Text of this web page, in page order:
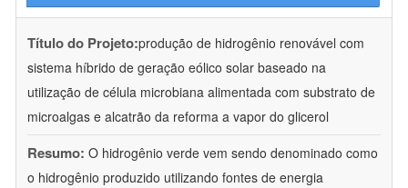
Título do Projeto:produção de hidrogênio renovável com
sistema híbrido de geração eólico solar baseado na
utilização de célula microbiana alimentada com substrato de
microalgas e alcatrão da reforma a vapor do glicerol
Resumo: O hidrogênio verde vem sendo denominado como
o hidrogênio produzido utilizando fontes de energia